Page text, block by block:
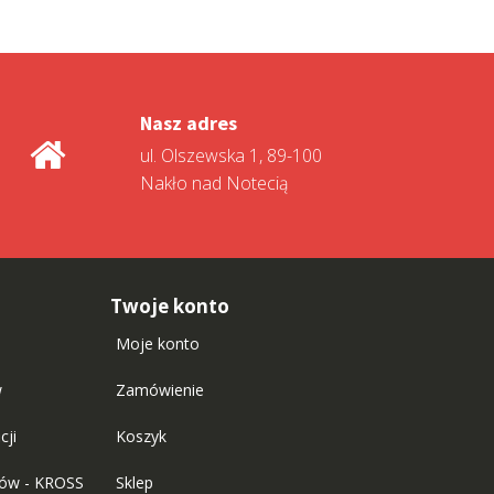
Nasz adres
ul. Olszewska 1, 89-100
Nakło nad Notecią
- KROSS
Twoje konto
Moje konto
Zamówienie
Koszyk
Sklep